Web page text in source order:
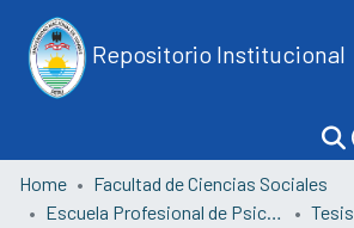
Repositorio Institucional
Home
Facultad de Ciencias Sociales
Escuela Profesional de Psicología
Tesis